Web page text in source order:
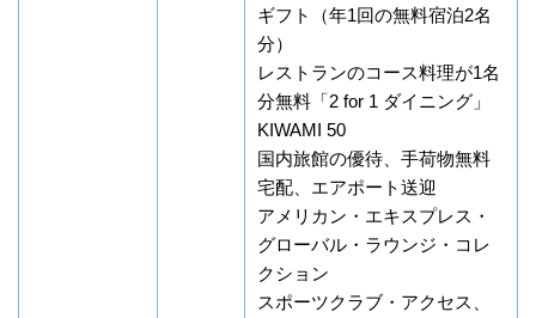
ギフト（年1回の無料宿泊2名
分）
レストランのコース料理が1名
分無料「2 for 1 ダイニング」
KIWAMI 50
国内旅館の優待、手荷物無料
宅配、エアポート送迎
アメリカン・エキスプレス・
グローバル・ラウンジ・コレ
クション
スポーツクラブ・アクセス、